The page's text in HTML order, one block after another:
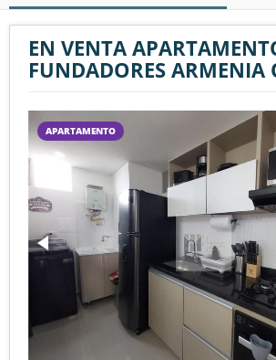
EN VENTA
FUNDADORES
APARTAMENTO